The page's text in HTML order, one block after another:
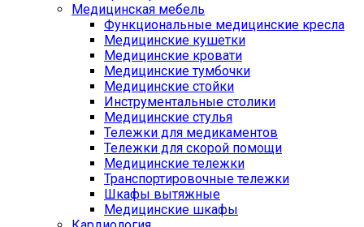
Медицинская мебель
Функциональные медицинские кресла
Медицинские кушетки
Медицинские кровати
Медицинские тумбочки
Медицинские стойки
Инструментальные столики
Медицинские стулья
Тележки для медикаментов
Тележки для скорой помощи
Медицинские тележки
Транспортировочные тележки
Шкафы вытяжные
Медицинские шкафы